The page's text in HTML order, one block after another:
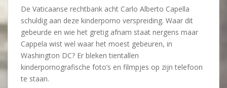
De Vaticaanse rechtbank acht Carlo Alberto Capella
schuldig aan deze kinderporno verspreiding. Waar dit
gebeurde en wie het gretig afnam staat nergens maar
Cappela wist wel waar het moest gebeuren, in
Washington DC? Er bleken tientallen
kinderpornografische foto’s en filmpjes op zijn telefoon
te staan.